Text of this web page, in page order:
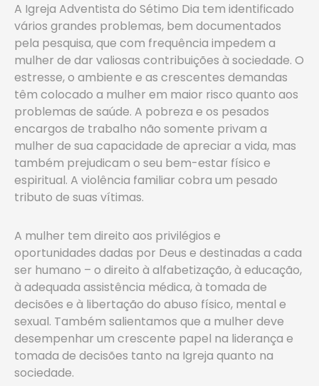
A Igreja Adventista do Sétimo Dia tem identificado
vários grandes problemas, bem documentados
pela pesquisa, que com frequência impedem a
mulher de dar valiosas contribuições à sociedade. O
estresse, o ambiente e as crescentes demandas
têm colocado a mulher em maior risco quanto aos
problemas de saúde. A pobreza e os pesados
encargos de trabalho não somente privam a
mulher de sua capacidade de apreciar a vida, mas
também prejudicam o seu bem-estar físico e
espiritual. A violência familiar cobra um pesado
tributo de suas vítimas.
A mulher tem direito aos privilégios e
oportunidades dadas por Deus e destinadas a cada
ser humano – o direito à alfabetização, à educação,
à adequada assistência médica, à tomada de
decisões e à libertação do abuso físico, mental e
sexual. Também salientamos que a mulher deve
desempenhar um crescente papel na liderança e
tomada de decisões tanto na Igreja quanto na
sociedade.